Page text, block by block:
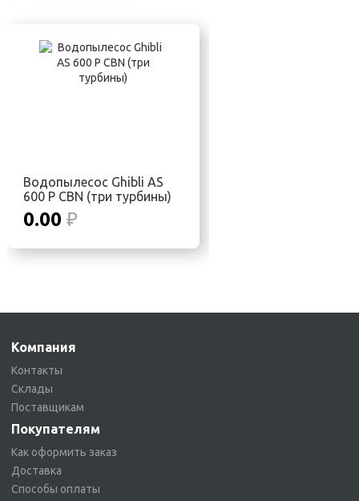
Водопылесос Ghibli AS
600 P CBN (три турбины)
0.00 ₽
Компания
Контакты
Склады
Поставщикам
Покупателям
Как оформить заказ
Доставка
Способы оплаты